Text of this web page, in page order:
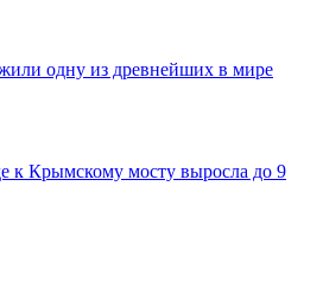
одну из древнейших в мире
к Крымскому мосту выросла до 9